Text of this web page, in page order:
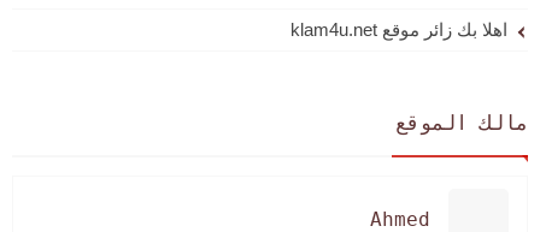
اهلا بك زائر موقع klam4u.net
مالك الموقع
Ahmed